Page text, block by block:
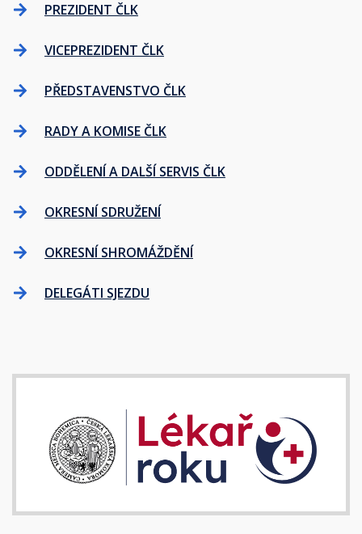
PREZIDENT ČLK
VICEPREZIDENT ČLK
PŘEDSTAVENSTVO ČLK
RADY A KOMISE ČLK
ODDĚLENÍ A DALŠÍ SERVIS ČLK
OKRESNÍ SDRUŽENÍ
OKRESNÍ SHROMÁŽDĚNÍ
DELEGÁTI SJEZDU